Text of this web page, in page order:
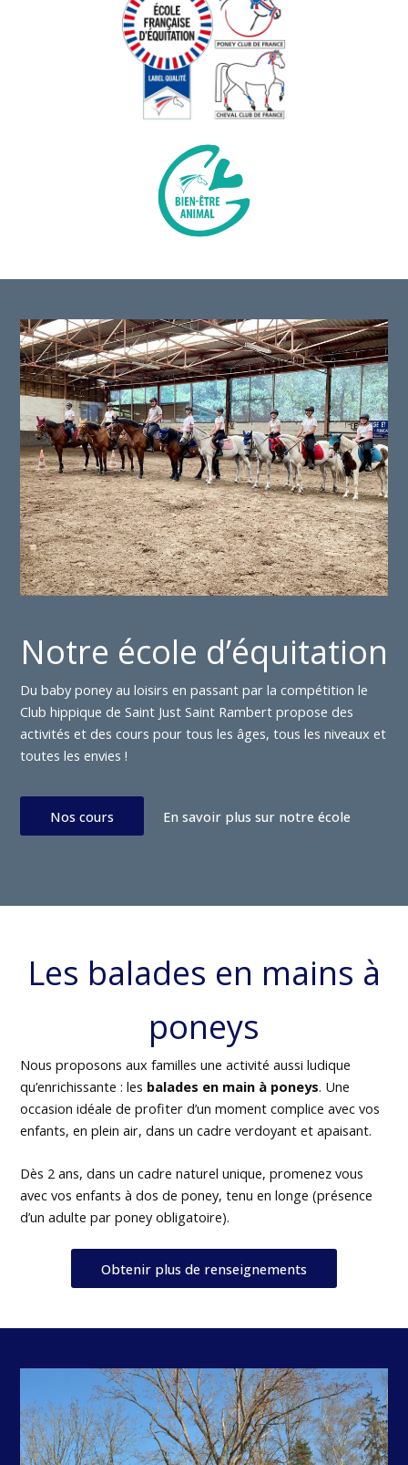
Notre école d’équitation
Du baby poney au loisirs en passant par la compétition le
Club hippique de Saint Just Saint Rambert propose des
activités et des cours pour tous les âges, tous les niveaux et
toutes les envies !
Nos cours En savoir plus sur notre école
Les balades en mains à
poneys
Nous proposons aux familles une activité aussi ludique
qu’enrichissante : les balades en main à poneys. Une
occasion idéale de profiter d’un moment complice avec vos
enfants, en plein air, dans un cadre verdoyant et apaisant.
Dès 2 ans, dans un cadre naturel unique, promenez vous
avec vos enfants à dos de poney, tenu en longe (présence
d’un adulte par poney obligatoire).
Obtenir plus de renseignements